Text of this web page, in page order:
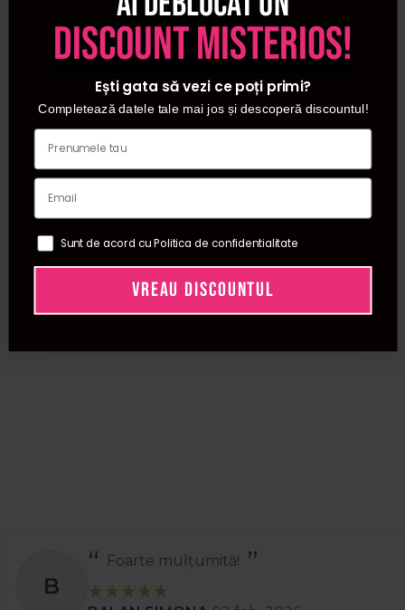
B
Foarte mulțumită!
discount misterios!
Ești gata să vezi ce poți primi?
Completează datele tale mai jos și descoperă discountul!
Sunt de acord cu Politica de confidentialitate
VREAU DISCOUNTUL